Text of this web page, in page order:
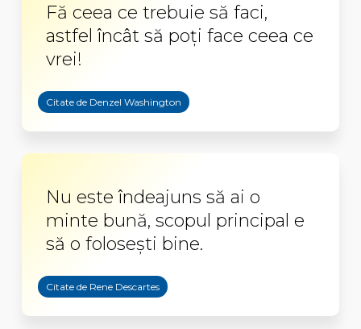
Fă ceea ce trebuie să faci,
astfel încât să poţi face ceea ce
vrei!
Citate de Denzel Washington
Nu este îndeajuns să ai o
minte bună, scopul principal e
să o folosești bine.
Citate de Rene Descartes